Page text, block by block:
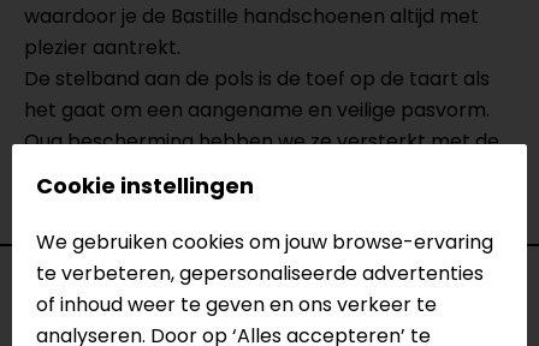
waardoor je de Bastille handschoenen altijd met
plezier aantrekt.
De stelband aan de pols is de toef op de taart als
het gaat om een aangename en veilige pasvorm.
Qua bescherming hebben we ze versterkt met de
PWR|shield knit op de handpalm, Temperfoam®
vingerknokkels en een Temperfoam® duimknokkel.
Specificaties
Cookie instellingen
We gebruiken cookies om jouw browse-ervaring
te verbeteren, gepersonaliseerde advertenties
of inhoud weer te geven en ons verkeer te
analyseren. Door op ‘Alles accepteren’ te